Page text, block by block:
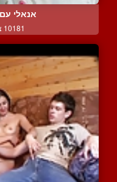
אנאלי
10181 צפיות